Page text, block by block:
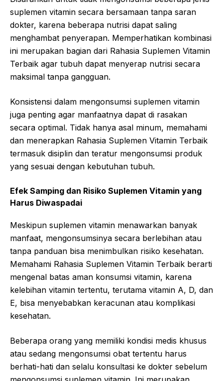
suplemen vitamin secara bersamaan tanpa saran
dokter, karena beberapa nutrisi dapat saling
menghambat penyerapan. Memperhatikan kombinasi
ini merupakan bagian dari Rahasia Suplemen Vitamin
Terbaik agar tubuh dapat menyerap nutrisi secara
maksimal tanpa gangguan.
Konsistensi dalam mengonsumsi suplemen vitamin
juga penting agar manfaatnya dapat di rasakan
secara optimal. Tidak hanya asal minum, memahami
dan menerapkan Rahasia Suplemen Vitamin Terbaik
termasuk disiplin dan teratur mengonsumsi produk
yang sesuai dengan kebutuhan tubuh.
Efek Samping dan Risiko Suplemen Vitamin yang
Harus Diwaspadai
Meskipun suplemen vitamin menawarkan banyak
manfaat, mengonsumsinya secara berlebihan atau
tanpa panduan bisa menimbulkan risiko kesehatan.
Memahami Rahasia Suplemen Vitamin Terbaik berarti
mengenal batas aman konsumsi vitamin, karena
kelebihan vitamin tertentu, terutama vitamin A, D, dan
E, bisa menyebabkan keracunan atau komplikasi
kesehatan.
Beberapa orang yang memiliki kondisi medis khusus
atau sedang mengonsumsi obat tertentu harus
berhati-hati dan selalu konsultasi ke dokter sebelum